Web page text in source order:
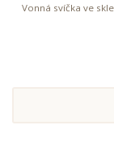
Vonná svíčka ve